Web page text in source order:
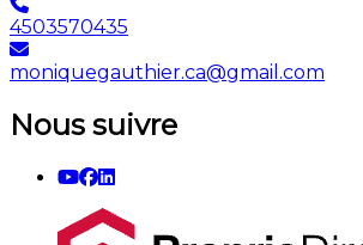
4503570435
moniquegauthier.ca@gmail.com
Nous suivre